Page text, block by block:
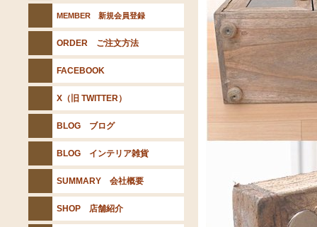
MEMBER 新規会員登録
ORDER ご注文方法
FACEBOOK
X（旧 TWITTER）
BLOG ブログ
BLOG インテリア雑貨
SUMMARY 会社概要
SHOP 店舗紹介